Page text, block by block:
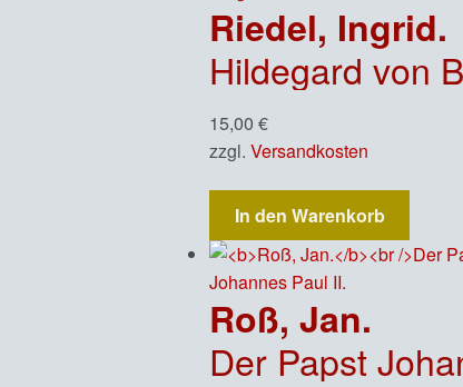
Riedel, Ingrid.
Hildegard von
15,00€
zzgl.Versandkosten
In den Warenkorb
Roß, Jan.
Der Papst